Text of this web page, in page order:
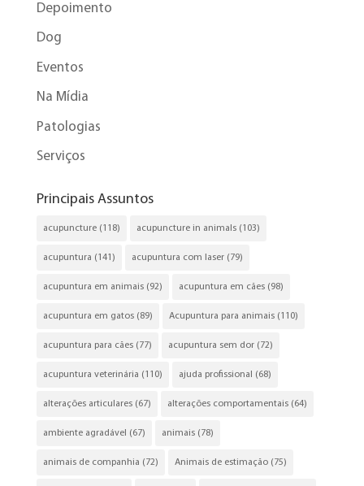
Depoimento
Dog
Eventos
Na Mídia
Patologias
Serviços
Principais Assuntos
acupuncture(118) acupuncture in animals(103)
acupuntura (141) acupuntura com laser(79)
acupuntura em animais(92) acupuntura em cães(98)
acupuntura em gatos(89) Acupuntura para animais(110)
acupuntura para cães(77) acupuntura sem dor(72)
acupuntura veterinária (110) ajuda profissional (68)
alterações articulares(67) alterações comportamentais(64)
ambiente agradável (67) animais(78)
animais de companhia (72) Animais de estimação(75)